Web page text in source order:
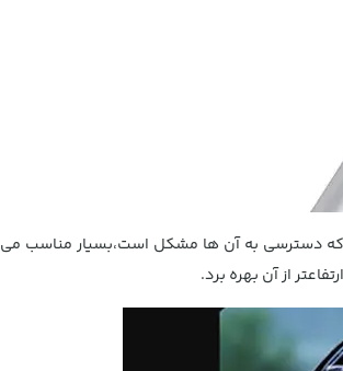
یا حتی جاهایی که دسترسی به آن ها مشکل است،بسیار مناسب می